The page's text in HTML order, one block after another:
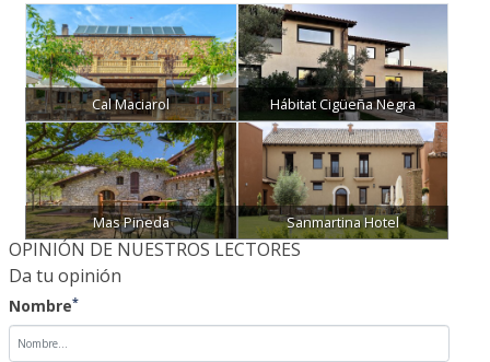
Cal Maciarol Hábitat Cigüeña Negra
Mas Pineda Sanmartina Hotel
OPINIÓN DE NUESTROS LECTORES
Da tu opinión
Nombre*